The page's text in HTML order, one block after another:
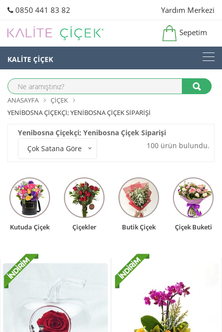
0850 441 83 82 Yardım Merkezi
Sepetim
KALİTE ÇİÇEK
ANASAYFA
ÇIÇEK
YENIBOSNA ÇIÇEKÇI; YENIBOSNA ÇIÇEK SIPARIŞI
Yenibosna Çiçekçi; Yenibosna Çiçek Siparişi
Çok Satana Göre
100 ürün bulundu.
Kutuda Çiçek Çiçekler Butik Çiçek Çiçek Buketi